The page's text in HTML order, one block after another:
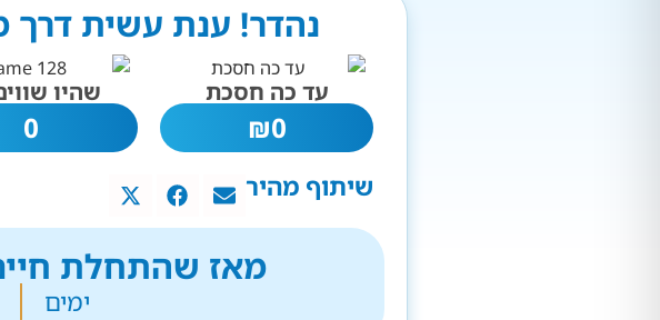
נהדר! ענת עשית דרך
עד כה חסכת
0
₪
שהיו
0
שיתוף מהיר
מאז שהתחלת
ימים